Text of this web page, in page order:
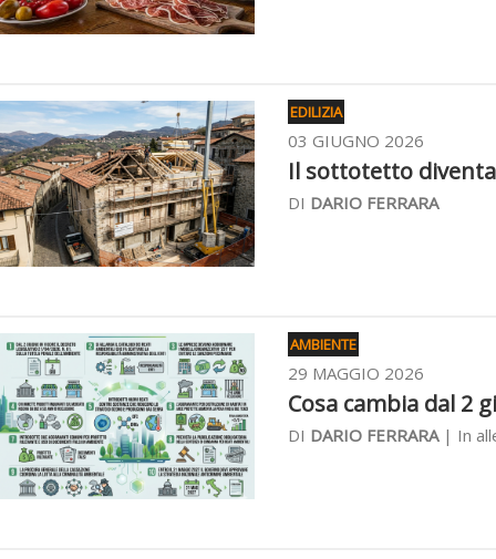
EDILIZIA
03 GIUGNO 2026
Il sottotetto
DI DARIO FERRARA
AMBIENTE
29 MAGGIO 2026
Cosa cambia dal 2
DI DARIO FERRARA| In